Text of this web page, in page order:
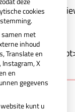
cookies
met
inhoud
Translate en
Instagram, X
en
gegevens
kunt u